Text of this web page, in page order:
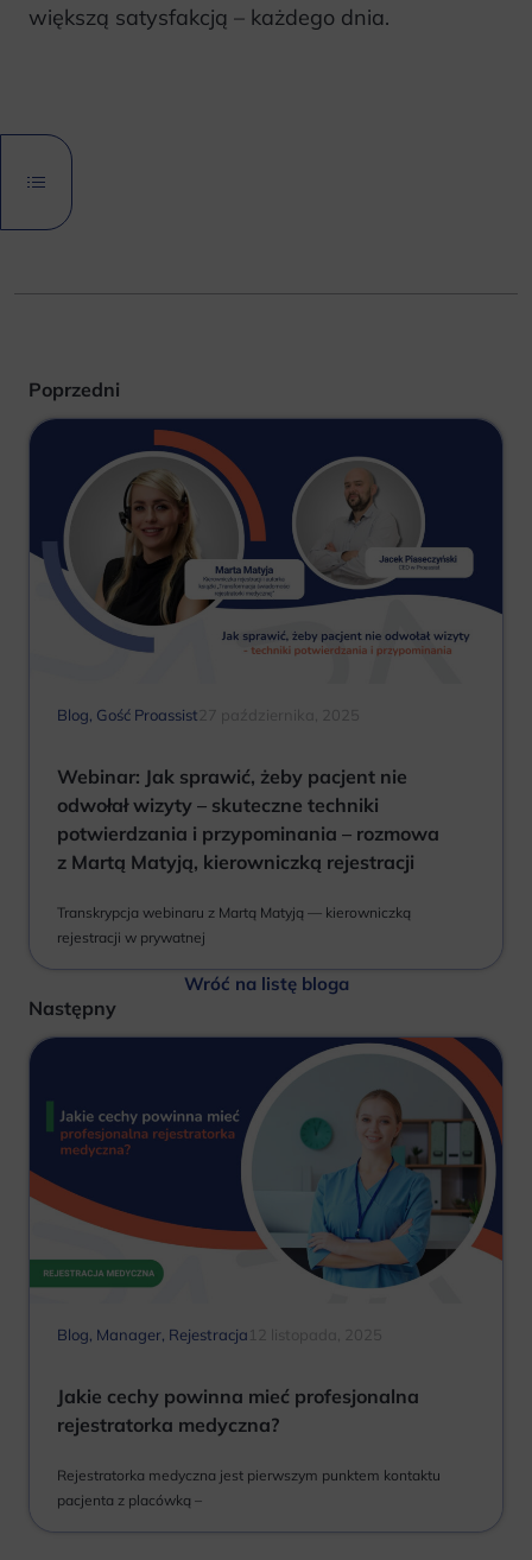
większą satysfakcją – każdego dnia.
Poprzedni
Blog, Gość Proassist27 października, 2025
Webinar: Jak sprawić, żeby pacjent nie
odwołał wizyty – skuteczne techniki
potwierdzania i przypominania – rozmowa
z Martą Matyją, kierowniczką rejestracji
Transkrypcja webinaru z Martą Matyją — kierowniczką
rejestracji w prywatnej
Wróć na listę bloga
Następny
Blog, Manager, Rejestracja 12 listopada, 2025
Jakie cechy powinna mieć profesjonalna
rejestratorka medyczna?
Rejestratorka medyczna jest pierwszym punktem kontaktu
pacjenta z placówką –